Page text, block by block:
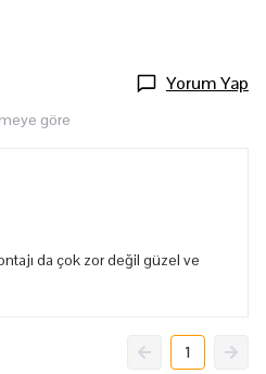
Yorum Yap
göre
da çok zor değil güzel ve
1